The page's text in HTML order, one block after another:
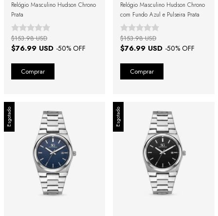
Relógio Masculino Hudson Chrono
Prata
$76.99 USD -50% OFF
$153.98 USD
Relógio Masculino Hudson Chrono
com Fundo Azul e Pulseira Prata
$76.99 USD -50% OFF
$153.98 USD
Esgotado Esgotado